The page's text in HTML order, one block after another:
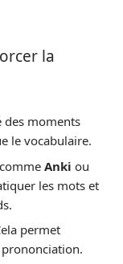
la
des moments
le vocabulaire.
Anki ou
les mots et
permet
prononciation.